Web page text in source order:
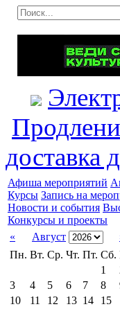
доставка
Афиша мероприятий
Курсы Запись на
Новости и события
Конкурсы и проекты
«
Август
Пн. Вт. Ср. Чт. Пт. Сб.
1
3
4 5 6 7 8
10
11 12 13 14 15